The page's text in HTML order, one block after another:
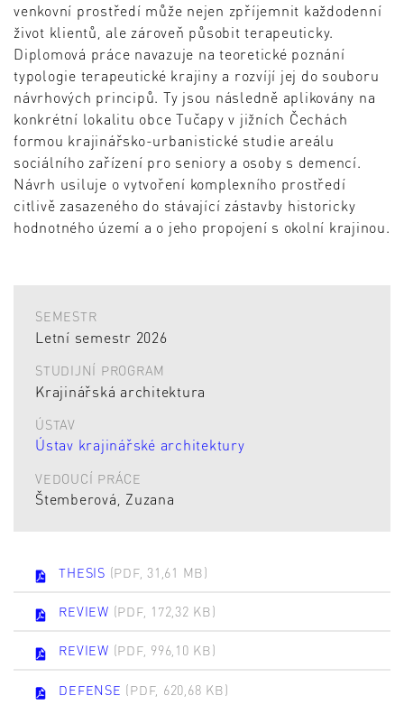
venkovní prostředí může nejen zpříjemnit každodenní
život klientů, ale zároveň působit terapeuticky.
Diplomová práce navazuje na teoretické poznání
typologie terapeutické krajiny a rozvíjí jej do souboru
návrhových principů. Ty jsou následně aplikovány na
konkrétní lokalitu obce Tučapy v jižních Čechách
formou krajinářsko-urbanistické studie areálu
sociálního zařízení pro seniory a osoby s demencí.
Návrh usiluje o vytvoření komplexního prostředí
citlivě zasazeného do stávající zástavby historicky
hodnotného území a o jeho propojení s okolní krajinou.
SEMESTR
Letní semestr 2026
STUDIJNÍ PROGRAM
Krajinářská architektura
ÚSTAV
Ústav krajinářské architektury
VEDOUCÍ PRÁCE
Štemberová, Zuzana
THESIS (PDF, 31,61 MB)
REVIEW (PDF, 172,32 KB)
REVIEW (PDF, 996,10 KB)
DEFENSE (PDF, 620,68 KB)